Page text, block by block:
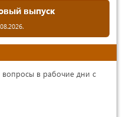
выпуск
в рабочие дни с